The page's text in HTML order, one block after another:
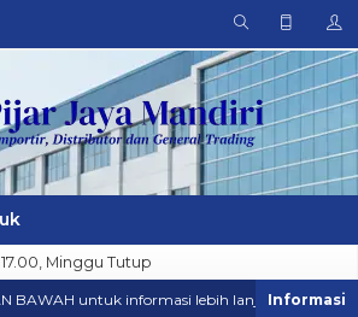
Minggu Tutup
untuk informasi lebih lanjut. BISA